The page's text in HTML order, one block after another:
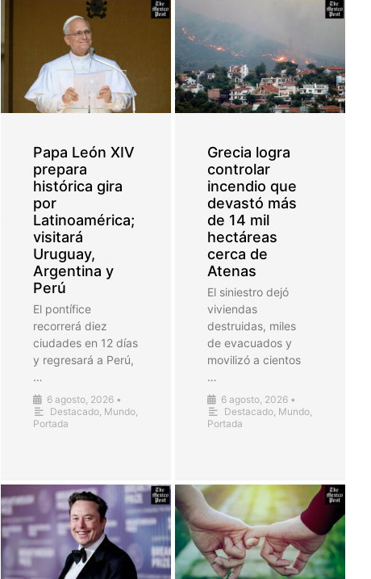
Papa León XIV
prepara
histórica gira
por
Latinoamérica;
visitará
Uruguay,
Argentina y
Perú
El pontífice
recorrerá diez
ciudades en 12 días
y regresará a Perú,
…
6 agosto, 2026 •
Destacado Mundo
Portada
Grecia logra
controlar
incendio que
devastó más
de 14 mil
hectáreas
cerca de
Atenas
El siniestro dejó
viviendas
destruidas, miles
de evacuados y
movilizó a cientos
…
6 agosto, 2026 •
Destacado Mundo
Portada